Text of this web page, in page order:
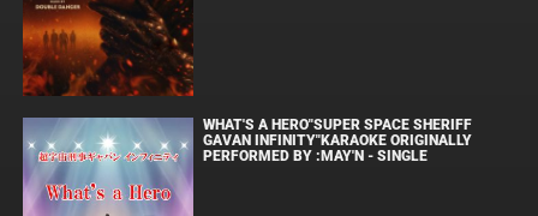
WHAT'S A HERO"SUPER SPACE SHERIFF
GAVAN INFINITY"KARAOKE ORIGINALLY
PERFORMED BY :MAY'N - SINGLE